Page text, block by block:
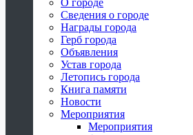
О городе
Сведения о городе
Награды города
Герб города
Объявления
Устав города
Летопись города
Книга памяти
Новости
Мероприятия
Мероприятия